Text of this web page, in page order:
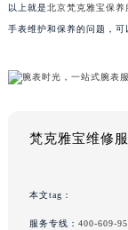
以上就是北京梵克雅宝保养
手表维护和保养的问题，可
梵克雅宝维修
本文tag：
服务专线： 400-609-